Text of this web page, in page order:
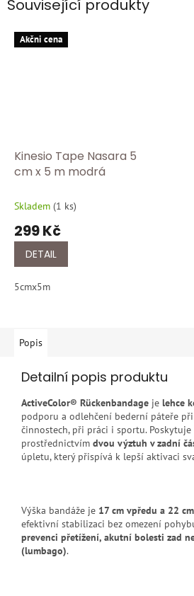
Související produkty
Akčni cena
Kinesio Tape Nasara 5
cm x 5 m modrá
Skladem (1 ks)
299 Kč
DETAIL
5cmx5m
Popis
Detailní popis produktu
ActiveColor® Rückenbandage je lehce
podporu a odlehčení bederní páteře
činnostech, při práci i sportu.
prostřednictvím dvou výztuh v zadní
úpletu, který přispívá k lepší aktivaci
Výška bandáže je 17 cm vpředu a 22
efektivní stabilizaci bez omezení
prevenci přetížení, akutní bolesti zad
(lumbago).